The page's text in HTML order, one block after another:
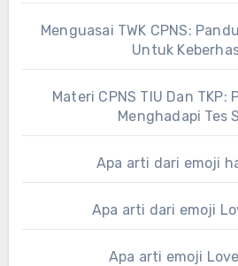
Menguasai TWK CPNS:
Untuk
Materi CPNS TIU Dan TKP:
Menghadapi Tes
Apa arti dari emoji
Apa arti dari emoji
Apa arti emoji